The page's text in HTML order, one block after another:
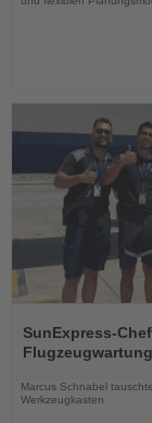
Sie
die
Nachrichten
SunExpress-
Flugzeugwartung
Marcus Schnabel
Werkzeugkasten